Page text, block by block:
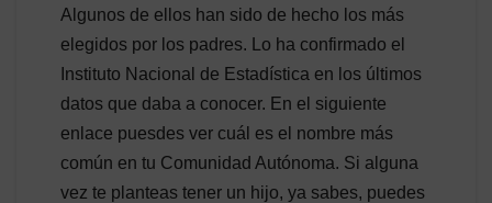
Algunos de ellos han sido de hecho los más
elegidos por los padres. Lo ha confirmado el
Instituto Nacional de Estadística en los últimos
datos que daba a conocer. En el siguiente
enlace puesdes ver cuál es el nombre más
común en tu Comunidad Autónoma. Si alguna
vez te planteas tener un hijo, ya sabes, puedes